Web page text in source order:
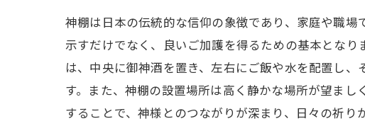
神棚は日本の伝統的な信仰の象徴であり、家庭や職
示すだけでなく、良いご加護を得るための基本とな
は、中央に御神酒を置き、左右にご飯や水を配置し
す。また、神棚の設置場所は高く静かな場所が望ま
することで、神様とのつながりが深まり、日々の祈